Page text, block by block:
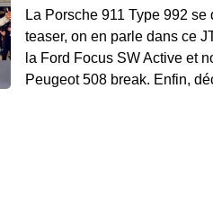
La Porsche 911 Type 992
teaser, on en parle dans ce
la Ford Focus SW Active et
Peugeot 508 break. Enfin,